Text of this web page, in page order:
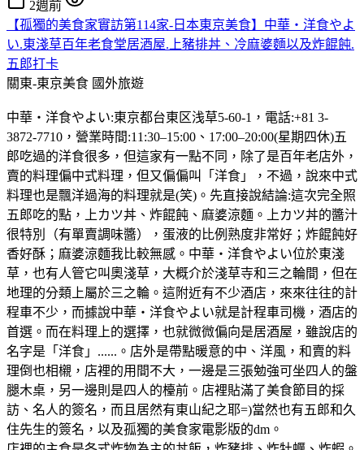
2週前
【孤獨的美食家實訪第114家-日本東京美食】中華・洋食やよ
い.東淺草百年老食堂居酒屋.上豬排丼、冷麻婆麵以及炸餛飩.
五郎打卡
關東-東京美食 國外旅遊
中華・洋食やよい:東京都台東区浅草5-60-1，電話:+81 3-
3872-7710，營業時間:11:30–15:00、17:00–20:00(星期四休)五
郎吃過的洋食很多，但這家有一點不同，除了是百年老店外，
賣的料理偏中式料理，但又偏偏叫「洋食」，不過，說來中式
料理也是飄洋過海的料理就是(笑)。先直接說結論:這次完全照
五郎吃的點，上カツ丼、炸餛飩、麻婆涼麵。上カツ丼的醬汁
很特別（有單賣調味醬），蛋液的比例熟度非常好；炸餛飩好
香好酥；麻婆涼麵我比較無感。中華・洋食やよい位於東淺
草，也有人管它叫奧淺草，大概介於淺草寺和三之輪間，但在
地理的分類上屬於三之輪。這附近有不少酒店，來來往往的計
程車不少，而據說中華・洋食やよい就是計程車司機，酒店的
首選。而在料理上的選擇，也就微微偏向是居酒屋，雖說店的
名字是「洋食」......。店外是帶點暖意的中、洋風，和賣的料
理倒也相櫬，店裡的用間不大，一邊是三張勉強可坐四人的盤
腿木桌，另一邊則是四人的檯前。店裡貼滿了美食節目的採
訪、名人的簽名，而且居然有東山紀之耶=)當然也有五郎和久
住先生的簽名，以及孤獨的美食家電影版的dm。